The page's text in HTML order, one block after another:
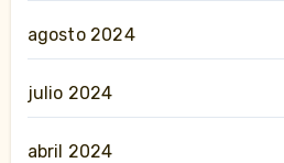
agosto 2024
julio 2024
abril 2024